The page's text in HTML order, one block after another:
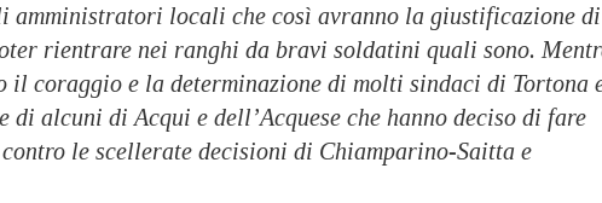
amministratori locali che così avranno la giustificazione di
rientrare nei ranghi da bravi soldatini quali sono.
il coraggio e la determinazione di molti sindaci di Tortona
di alcuni di Acqui e dell’Acquese che hanno deciso di fare
le scellerate decisioni di Chiamparino-Saitta e